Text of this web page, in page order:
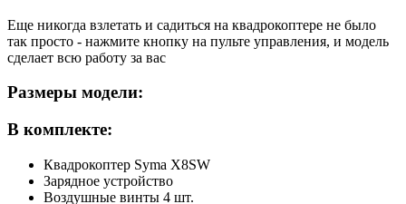
Еще никогда взлетать и садиться на квадрокоптере не было
так просто - нажмите кнопку на пульте управления, и модель
сделает всю работу за вас
Размеры модели:
В комплекте:
Квадрокоптер Syma X8SW
Зарядное устройство
Воздушные винты 4 шт.